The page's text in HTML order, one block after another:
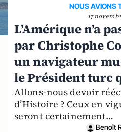
NOUS AVIONS
17
L’Amérique n’a
par Christophe
un navigateur
le Président turc
Allons-nous devoir
d’Histoire ? Ceux en
seront certainement…
Benoît